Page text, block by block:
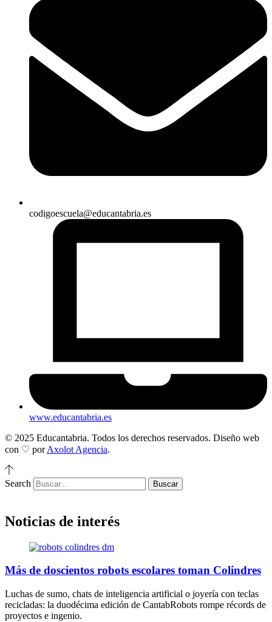
codigoescuela@educantabria.es
www.educantabria.es
© 2025 Educantabria. Todos los derechos reservados. Diseño web
con ♡ porAxolot Agencia.
Search Buscar
Noticias de interés
Más de doscientos robots escolares toman Colindres
Luchas de sumo, chats de inteligencia artificial o joyería con teclas
recicladas: la duodécima edición de CantabRobots rompe récords de
proyectos e ingenio.